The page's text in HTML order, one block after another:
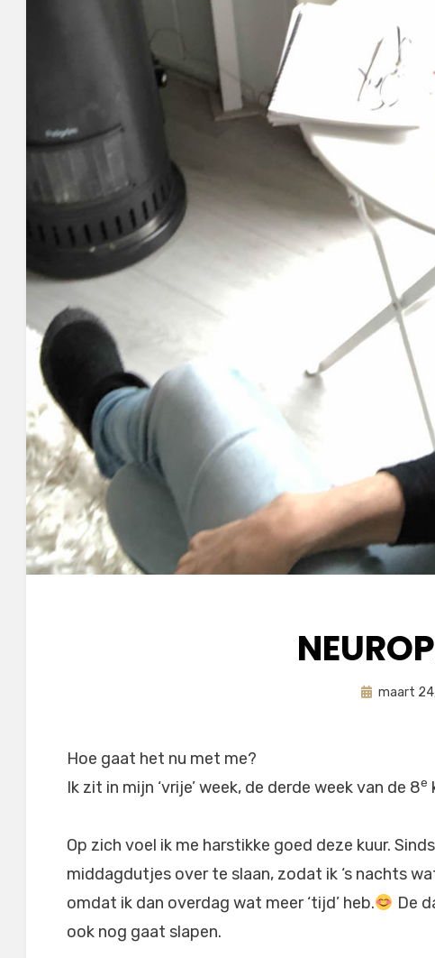
door
Geplaatst
maart
Hoe gaat het nu met me?
Ik zit in mijn ‘vrije’ week, de derde week van de 8e
Op zich voel ik me harstikke goed deze kuur.
middagdutjes over te slaan, zodat ik ‘s nachts
omdat ik dan overdag wat meer ‘tijd’ heb.
De
ook nog gaat slapen.